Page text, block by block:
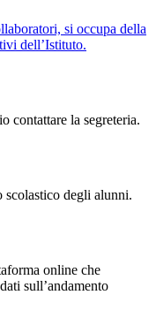
si occupa della
dell’Istituto.
contattare la segreteria.
scolastico degli alunni.
online che
sull’andamento